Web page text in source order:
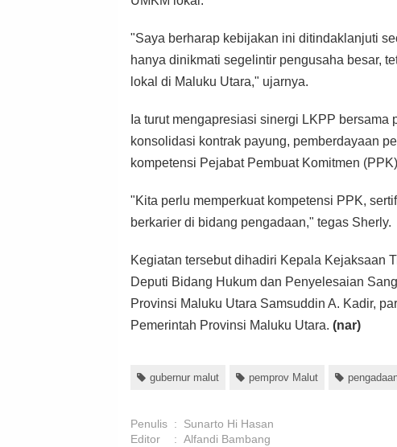
"Saya berharap kebijakan ini ditindaklanjuti
hanya dinikmati segelintir pengusaha besar,
lokal di Maluku Utara," ujarnya.
Ia turut mengapresiasi sinergi LKPP
konsolidasi kontrak payung, pemberdayaan
kompetensi Pejabat Pembuat Komitmen
"Kita perlu memperkuat kompetensi PPK,
berkarier di bidang pengadaan," tegas Sherly.
Kegiatan tersebut dihadiri Kepala Kejaksaan
Deputi Bidang Hukum dan Penyelesaian
Provinsi Maluku Utara Samsuddin A. Kadir,
Pemerintah Provinsi Maluku Utara. (nar)
gubernur malut pemprov Malut
Penulis :
Sunarto Hi Hasan
Editor
: Alfandi Bambang